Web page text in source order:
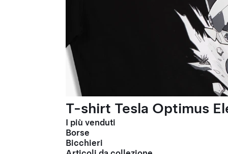
T-shirt Tesla Optimus
I più venduti
Borse
Bicchieri